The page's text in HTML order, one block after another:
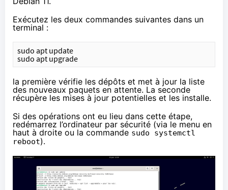
Exécutez les deux commandes suivantes dans un
terminal :
sudo apt update
sudo apt upgrade
la première vérifie les dépôts et met à jour la liste
des nouveaux paquets en attente. La seconde
récupère les mises à jour potentielles et les installe.
Si des opérations ont eu lieu dans cette étape,
redémarrez l’ordinateur par sécurité (via le menu en
haut à droite ou la commande sudo systemctl
reboot).